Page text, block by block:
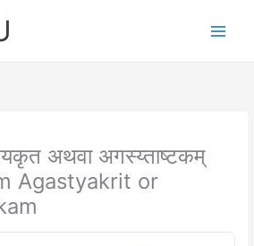
अथवा अगस्य्ताष्टकम्
Agastyakrit or